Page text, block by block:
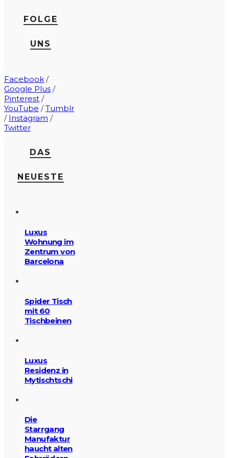
FOLGE
UNS
Facebook /
Google Plus /
Pinterest /
YouTube /Tumblr
/ Instagram /
Twitter
DAS
NEUESTE
Luxus
Wohnung im
Zentrum von
Barcelona
Spider Tisch
mit 60
Tischbeinen
Luxus
Residenz in
Mytischtschi
Die
Starrgang
Manufaktur
haucht alten